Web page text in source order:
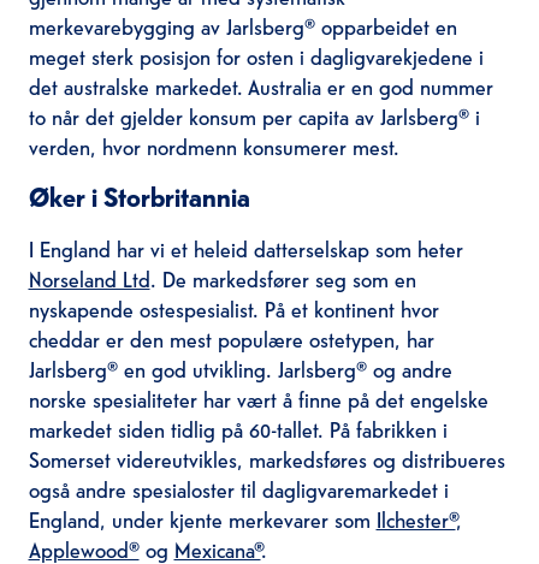
merkevarebygging av Jarlsberg® opparbeidet en
meget sterk posisjon for osten i dagligvarekjedene i
det australske markedet. Australia er en god nummer
to når det gjelder konsum per capita av Jarlsberg® i
verden, hvor nordmenn konsumerer mest.
Øker i Storbritannia
I England har vi et heleid datterselskap som heter
Norseland Ltd. De markedsfører seg som en
nyskapende ostespesialist. På et kontinent hvor
cheddar er den mest populære ostetypen, har
Jarlsberg® en god utvikling. Jarlsberg® og andre
norske spesialiteter har vært å finne på det engelske
markedet siden tidlig på 60-tallet. På fabrikken i
Somerset videreutvikles, markedsføres og distribueres
også andre spesialoster til dagligvaremarkedet i
England, under kjente merkevarer som Ilchester®,
Applewood®og Mexicana®.